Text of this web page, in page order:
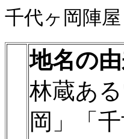
千代ヶ岡陣屋
地名の由
林蔵あ
岡」「